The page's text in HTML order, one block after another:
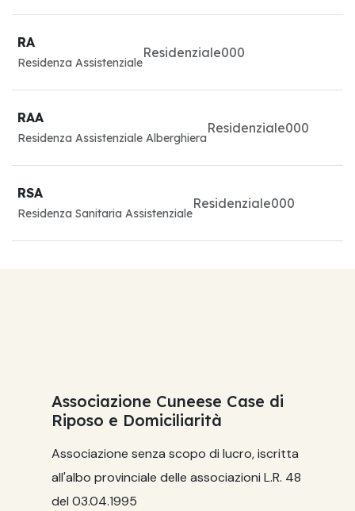
RA
Residenza Assistenziale
Residenziale000
RAA
Residenza Assistenziale Alberghiera
Residenziale000
RSA
Residenza Sanitaria Assistenziale
Residenziale000
Associazione Cuneese Case di
Riposo e Domiciliarità
Associazione senza scopo di lucro, iscritta
all'albo provinciale delle associazioni L.R. 48
del 03.04.1995